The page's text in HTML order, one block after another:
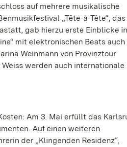
auf mehrere musikalische
„Tête-à-Tête“, das
gab hierzu erste Einblicke
mit elektronischen Beats
Weinmann von Provinztour
werden auch internationale
Am 3. Mai erfüllt das
Auf einen weiteren
der „Klingenden Residenz“,